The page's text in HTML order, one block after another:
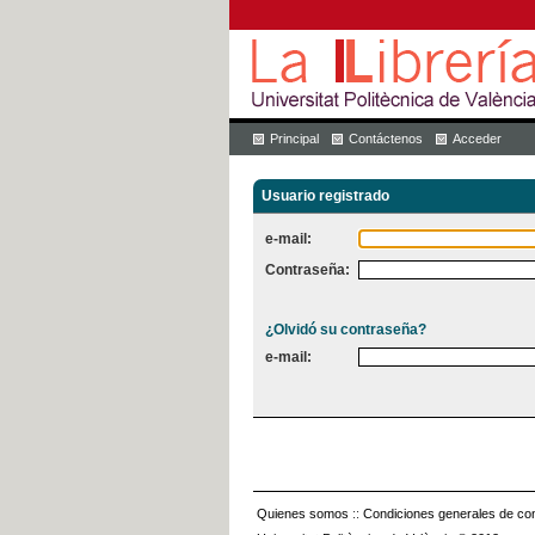
Principal Contáctenos Acceder
Usuario registrado
e-mail:
Contraseña:
¿Olvidó su contraseña?
e-mail:
Quienes somos :: Condiciones generales de